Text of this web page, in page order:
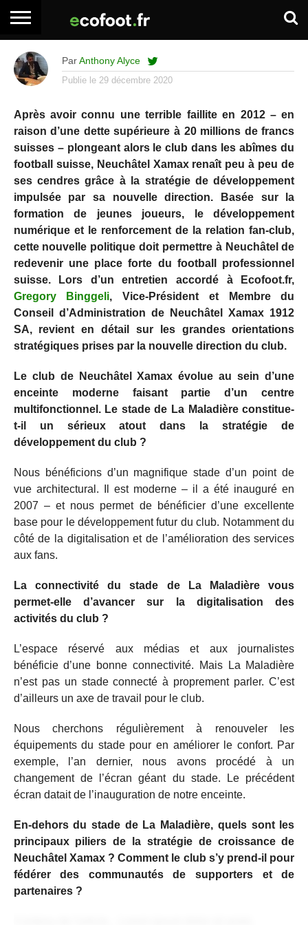
ACCUEIL
ARTICLES
PREMIUM
ADHÉSION
PREMIUM
SE
CONNECTER
EMPLOI
BOITE
À
OUTILS
Par Anthony Alyce
Publie le 29 décembre 2020
Après avoir connu une terrible faillite en 2012 – en
raison d’une dette supérieure à 20 millions de francs
suisses – plongeant alors le club dans les abîmes du
football suisse, Neuchâtel Xamax renaît peu à peu de
ses cendres grâce à la stratégie de développement
impulsée par sa nouvelle direction. Basée sur la
formation de jeunes joueurs, le développement
numérique et le renforcement de la relation fan-club,
cette nouvelle politique doit permettre à Neuchâtel de
redevenir une place forte du football professionnel
suisse. Lors d’un entretien accordé à Ecofoot.fr,
Gregory Binggeli, Vice-Président et Membre du
Conseil d’Administration de Neuchâtel Xamax 1912
SA, revient en détail sur les grandes orientations
stratégiques prises par la nouvelle direction du club.
Le club de Neuchâtel Xamax évolue au sein d’une
enceinte moderne faisant partie d’un centre
multifonctionnel. Le stade de La Maladière constitue-
t-il un sérieux atout dans la stratégie de
développement du club ?
Nous bénéficions d’un magnifique stade d’un point de
vue architectural. Il est moderne – il a été inauguré en
2007 – et nous permet de bénéficier d’une excellente
base pour le développement futur du club. Notamment du
côté de la digitalisation et de l’amélioration des services
aux fans.
La connectivité du stade de La Maladière vous
permet-elle d’avancer sur la digitalisation des
activités du club ?
L’espace réservé aux médias et aux journalistes
bénéficie d’une bonne connectivité. Mais La Maladière
n’est pas un stade connecté à proprement parler. C’est
d’ailleurs un axe de travail pour le club.
Nous cherchons régulièrement à renouveler les
équipements du stade pour en améliorer le confort. Par
exemple, l’an dernier, nous avons procédé à un
changement de l’écran géant du stade. Le précédent
écran datait de l’inauguration de notre enceinte.
En-dehors du stade de La Maladière, quels sont les
principaux piliers de la stratégie de croissance de
Neuchâtel Xamax ? Comment le club s’y prend-il pour
fédérer des communautés de supporters et de
partenaires ?